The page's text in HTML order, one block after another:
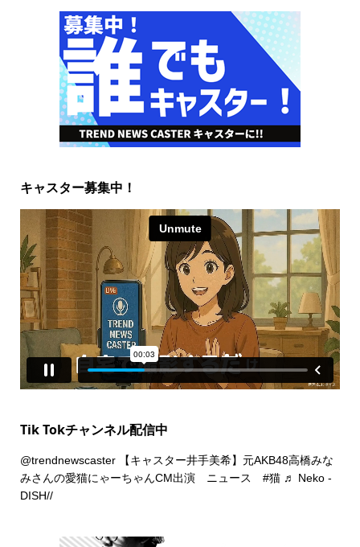
キャスター募集中！
Tik Tokチャンネル配信中
@trendnewscaster【キャスター井手美希】元AKB48高橋みな
みさんの愛猫にゃーちゃんCM出演 ニュース #猫 ♬ Neko -
DISH//